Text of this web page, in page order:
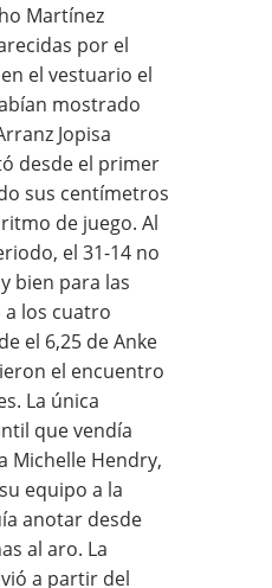
Martínez
por el
el vestuario el
mostrado
Jopisa
desde el primer
sus centímetros
de juego. Al
el 31-14 no
bien para las
a los cuatro
el 6,25 de Anke
el encuentro
La única
que vendía
Michelle Hendry,
equipo a la
anotar desde
al aro. La
a partir del